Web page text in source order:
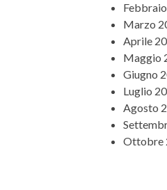
Marzo
Aprile
Maggio
Giugno
Luglio
Agosto
Ottobre